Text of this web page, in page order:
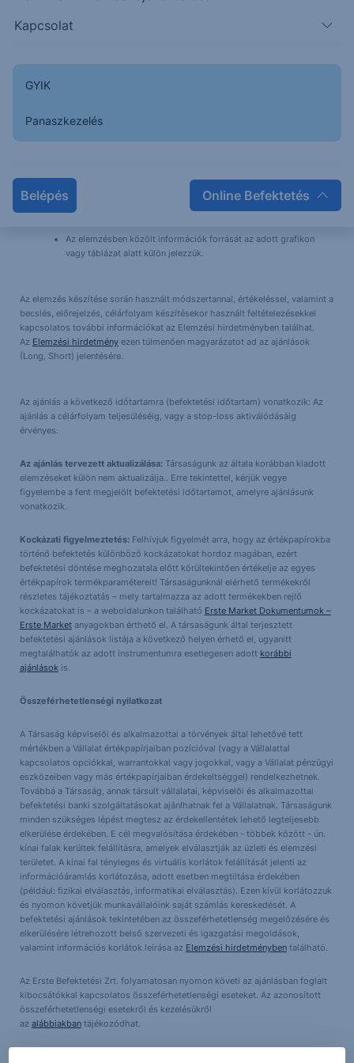
Kapcsolat
GYIK
Panaszkezelés
Belépés Online Befektetés
előzetes írásos engedélyével lehetséges. A jelen dokumentumban foglaltak
jogszabályok alapján marketing közleménynek minősül, nem a befektetéssel
kapcsolatos kutatás terjesztését megelőző kereskedésre vonatkozó tiltás.
Bank.
Az ajánlást az Erste Befektetési Zrt. a kibocsátóval nem közölte.
Az elemzésben közölt információk forrását az adott grafikon
vagy táblázat alatt külön jelezzük.
Az elemzés készítése során használt módszertannal, értékeléssel, valamint a
becslés, előrejelzés, célárfolyam készítésekor használt feltételezésekkel
kapcsolatos további információkat az Elemzési hirdetményben találhat.
Az Elemzési hirdetményezen túlmenően magyarázatot ad az ajánlások
(Long, Short) jelentésére.
Az ajánlás a következő időtartamra (befektetési időtartam) vonatkozik: Az
ajánlás a célárfolyam teljesüléséig, vagy a stop-loss aktiválódásáig
érvényes.
Az ajánlás tervezett aktualizálása:Társaságunk az általa korábban kiadott
elemzéseket külön nem aktualizálja.. Erre tekintettel, kérjük vegye
figyelembe a fent megjelölt befektetési időtartamot, amelyre ajánlásunk
vonatkozik.
Kockázati figyelmeztetés:Felhívjuk figyelmét arra, hogy az értékpapírokba
történő befektetés különböző kockázatokat hordoz magában, ezért
befektetési döntése meghozatala előtt körültekintően értékelje az egyes
értékpapírok termékparamétereit! Társaságunknál elérhető termékekről
részletes tájékoztatás – mely tartalmazza az adott termékekben rejlő
kockázatokat is – a weboldalunkon található Erste Market Dokumentumok –
Erste Marketanyagokban érthető el. A társaságunk által terjesztett
befektetési ajánlások listája a következő helyen érhető el, ugyanitt
megtalálhatók az adott instrumentumra esetlegesen adott korábbi
ajánlásokis.
Összeférhetetlenségi nyilatkozat
A Társaság képviselői és alkalmazottai a törvények által lehetővé tett
mértékben a Vállalat értékpapírjaiban pozícióval (vagy a Vállalattal
kapcsolatos opciókkal, warrantokkal vagy jogokkal, vagy a Vállalat pénzügyi
eszközeiben vagy más értékpapírjaiban érdekeltséggel) rendelkezhetnek.
Továbbá a Társaság, annak társult vállalatai, képviselői és alkalmazottai
befektetési banki szolgáltatásokat ajánlhatnak fel a Vállalatnak. Társaságunk
minden szükséges lépést megtesz az érdekellentétek lehető legteljesebb
elkerülése érdekében. E cél megvalósítása érdekében - többek között - ún.
kínai falak kerültek felállításra, amelyek elválasztják az üzleti és elemzési
területet. A kínai fal tényleges és virtuális korlátok felállítását jelenti az
információáramlás korlátozása, adott esetben megtiltása érdekében
(például: fizikai elválasztás, informatikai elválasztás). Ezen kívül korlátozzuk
és nyomon követjük munkavállalóink saját számlás kereskedését. A
befektetési ajánlások tekintetében az összeférhetetlenség megelőzésére és
elkerülésére létrehozott belső szervezeti és igazgatási megoldások,
valamint információs korlátok leírása az Elemzési hirdetménybentalálható.
Az Erste Befektetési Zrt. folyamatosan nyomon követi az ajánlásban foglalt
kibocsátókkal kapcsolatos összeférhetetlenségi eseteket. Az azonosított
összeférhetetlenségi esetekről és kezelésükről
az alábbiakbantájékozódhat.